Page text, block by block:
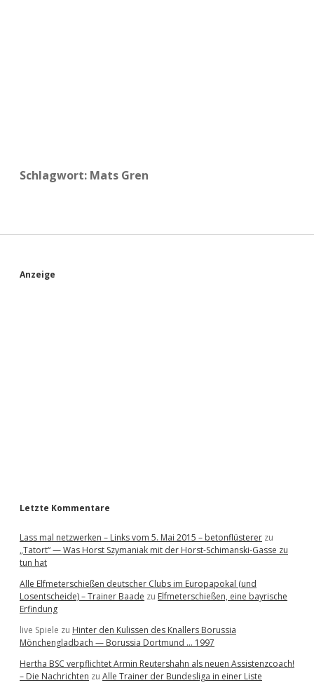
Schlagwort: Mats Gren
S
Anzeige
Letzte Kommentare
Lass mal netzwerken – Links vom 5. Mai 2015 – betonflüsterer zu
„Tatort“ — Was Horst Szymaniak mit der Horst-Schimanski-Gasse zu
tun hat
Alle Elfmeterschießen deutscher Clubs im Europapokal (und
Losentscheide) – Trainer Baade zu Elfmeterschießen, eine bayrische
Erfindung
live Spiele zu Hinter den Kulissen des Knallers Borussia
Mönchengladbach — Borussia Dortmund … 1997
Hertha BSC verpflichtet Armin Reutershahn als neuen Assistenzcoach!
– Die Nachrichten zu Alle Trainer der Bundesliga in einer Liste